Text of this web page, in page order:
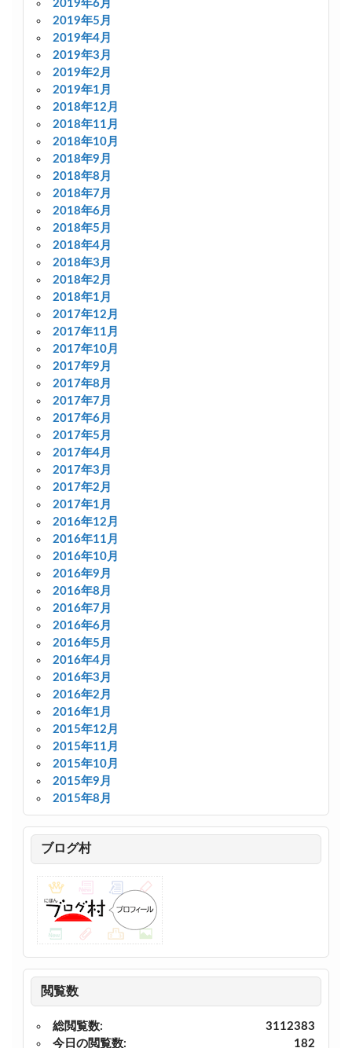
2019年6月
2019年5月
2019年4月
2019年3月
2019年2月
2019年1月
2018年12月
2018年11月
2018年10月
2018年9月
2018年8月
2018年7月
2018年6月
2018年5月
2018年4月
2018年3月
2018年2月
2018年1月
2017年12月
2017年11月
2017年10月
2017年9月
2017年8月
2017年7月
2017年6月
2017年5月
2017年4月
2017年3月
2017年2月
2017年1月
2016年12月
2016年11月
2016年10月
2016年9月
2016年8月
2016年7月
2016年6月
2016年5月
2016年4月
2016年3月
2016年2月
2016年1月
2015年12月
2015年11月
2015年10月
2015年9月
2015年8月
ブログ村
閲覧数
3112383
総閲覧数:
182
今日の閲覧数: